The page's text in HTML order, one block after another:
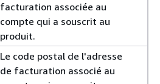
facturation associée au
compte qui a souscrit au
produit.
Le code postal de l'adresse
de facturation associé au